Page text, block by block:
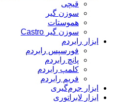
قیچی
سوزن گیر
هموستات
سوزن گیر Castro
ابزار رابردم
فورسپس رابردم
پانچ رابردم
کلمپ رابردم
فریم رابردم
ابزار جرم‌گیری
ابزار لابراتوری